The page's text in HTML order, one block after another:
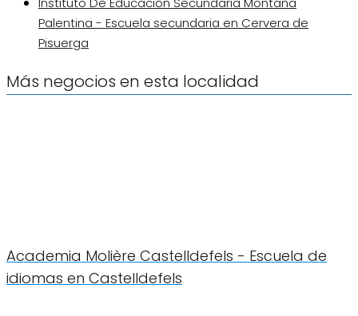
Palentina - Escuela secundaria en Cervera de
Pisuerga
Más negocios en esta localidad
Academia Molière Castelldefels - Escuela de
idiomas en Castelldefels